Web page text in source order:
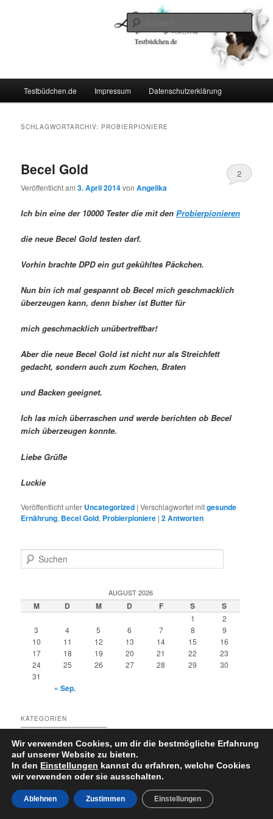
Testbüdchen.de Impressum Datenschutzerklärung
SCHLAGWORTARCHIV: PROBIERPIONIERE
Becel Gold
Veröffentlicht am3. April 2014vonAngelika
2
Ich bin eine der 10000 Tester die mit denProbierpionieren
die neue Becel Gold testen darf.
Vorhin brachte DPD ein gut gekühltes Päckchen.
Nun bin ich mal gespannt ob Becel mich geschmacklich
überzeugen kann, denn bisher ist Butter für
mich geschmacklich unübertreffbar!
Aber die neue Becel Gold ist nicht nur als Streichfett
gedacht, sondern auch zum Kochen, Braten
und Backen geeignet.
Ich las mich überraschen und werde berichten ob Becel
mich überzeugen konnte.
Liebe Grüße
Luckie
Veröffentlicht unter Uncategorized |Verschlagwortet mitgesunde
Ernährung, Becel Gold, Probierpioniere |2Antworten
u
e
n
AUGUST 2026
M D M D F S S
1
2
3
4 5 6 7 8
9
10
11 12 13 14 15
16
17
18 19 20 21 22
23
24
25 26 27 28 29
30
31
« Sep.
KATEGORIEN
Kategorien
Datenschutzerklärung Stolz präsentiert von WordPress
Wir verwenden Cookies, um dir die bestmögliche Erfahrung
auf unserer Website zu bieten.
In den Einstellungen kannst du erfahren, welche Cookies
wir verwenden oder sie ausschalten.
Zustimmen
Ablehnen Einstellungen